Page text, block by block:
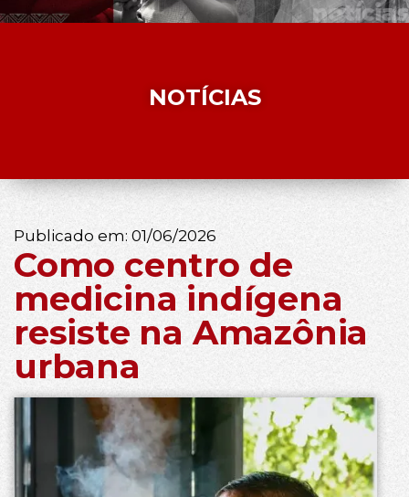
NOTÍCIAS
Publicado em: 01/06/2026
Como centro de
medicina indígena
resiste na Amazônia
urbana